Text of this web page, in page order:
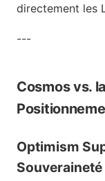
directement les
---
Cosmos vs.
Optimism
Souveraineté